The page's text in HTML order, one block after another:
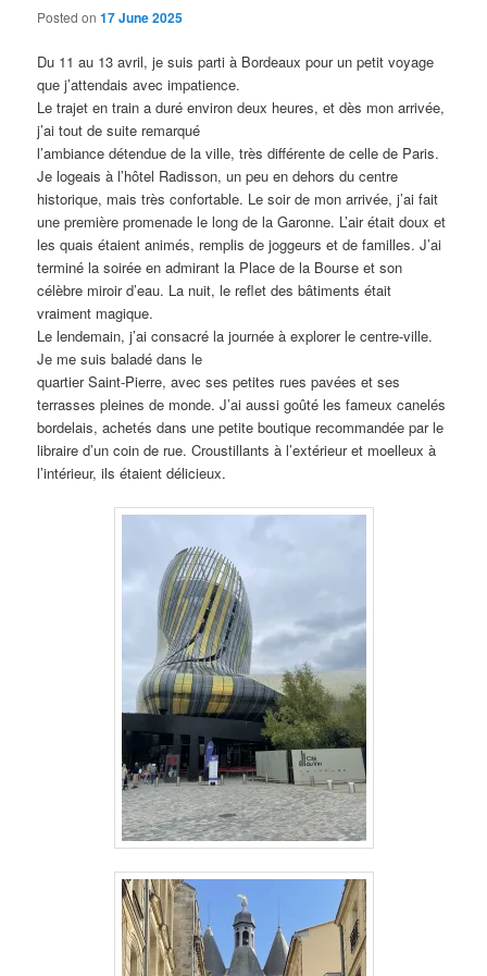
Posted on17 June 2025
Du 11 au 13 avril, je suis parti à Bordeaux pour un petit voyage
que j’attendais avec impatience.
Le trajet en train a duré environ deux heures, et dès mon arrivée,
j’ai tout de suite remarqué
l’ambiance détendue de la ville, très différente de celle de Paris.
Je logeais à l’hôtel Radisson, un peu en dehors du centre
historique, mais très confortable. Le soir de mon arrivée, j’ai fait
une première promenade le long de la Garonne. L’air était doux et
les quais étaient animés, remplis de joggeurs et de familles. J’ai
terminé la soirée en admirant la Place de la Bourse et son
célèbre miroir d’eau. La nuit, le reflet des bâtiments était
vraiment magique.
Le lendemain, j’ai consacré la journée à explorer le centre-ville.
Je me suis baladé dans le
quartier Saint-Pierre, avec ses petites rues pavées et ses
terrasses pleines de monde. J’ai aussi goûté les fameux canelés
bordelais, achetés dans une petite boutique recommandée par le
libraire d’un coin de rue. Croustillants à l’extérieur et moelleux à
l’intérieur, ils étaient délicieux.